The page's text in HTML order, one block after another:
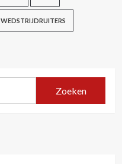
WEDSTRIJDRUITERS